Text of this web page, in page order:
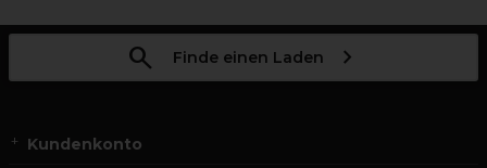
Finde einen Laden
Kundenkonto